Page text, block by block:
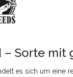
– Sorte mit
es sich um eine